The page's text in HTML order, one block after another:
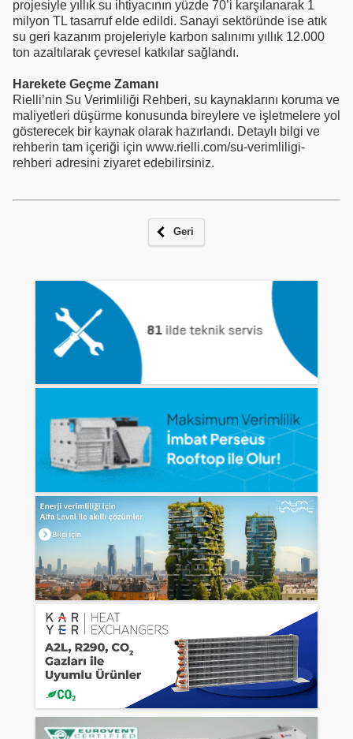
projesiyle yıllık su ihtiyacının yüzde 70’i karşılanarak 1
milyon TL tasarruf elde edildi. Sanayi sektöründe ise atık
su geri kazanım projeleriyle karbon salınımı yıllık 12.000
ton azaltılarak çevresel katkılar sağlandı.
Harekete Geçme Zamanı
Rielli’nin Su Verimliliği Rehberi, su kaynaklarını koruma ve
maliyetleri düşürme konusunda bireylere ve işletmelere yol
gösterecek bir kaynak olarak hazırlandı. Detaylı bilgi ve
rehberin tam içeriği için www.rielli.com/su-verimliligi-
rehberi adresini ziyaret edebilirsiniz.
Geri